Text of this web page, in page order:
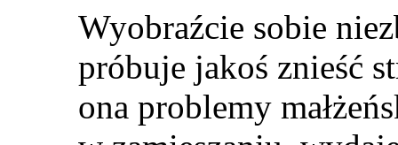
Wyobraźcie sobie
próbuje jakoś znieść
ona problemy